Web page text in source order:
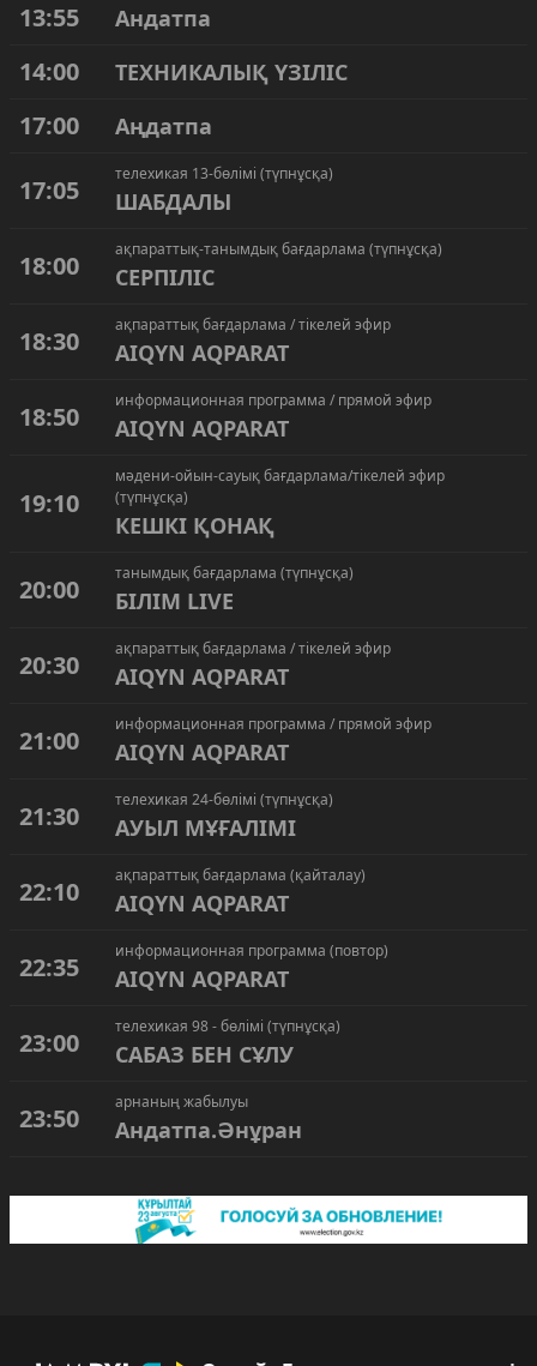
13:55 Андатпа
14:00 ТЕХНИКАЛЫҚ ҮЗІЛІС
17:00 Аңдатпа
17:05
телехикая 13-бөлімі (түпнұсқа)
ШАБДАЛЫ
18:00
ақпараттық-танымдық бағдарлама (түпнұсқа)
СЕРПІЛІС
18:30
ақпараттық бағдарлама / тікелей эфир
AIQYN AQPARAT
18:50
информационная программа / прямой эфир
AIQYN AQPARAT
19:10
мәдени-ойын-сауық бағдарлама/тікелей эфир
(түпнұсқа)
КЕШКІ ҚОНАҚ
20:00
танымдық бағдарлама (түпнұсқа)
БІЛІМ LIVE
20:30
ақпараттық бағдарлама / тікелей эфир
AIQYN AQPARAT
21:00
информационная программа / прямой эфир
AIQYN AQPARAT
21:30
телехикая 24-бөлімі (түпнұсқа)
АУЫЛ МҰҒАЛІМІ
22:10
ақпараттық бағдарлама (қайталау)
AIQYN AQPARAT
22:35
информационная программа (повтор)
AIQYN AQPARAT
23:00
телехикая 98 - бөлімі (түпнұсқа)
САБАЗ БЕН СҰЛУ
23:50
арнаның жабылуы
Андатпа.Әнұран